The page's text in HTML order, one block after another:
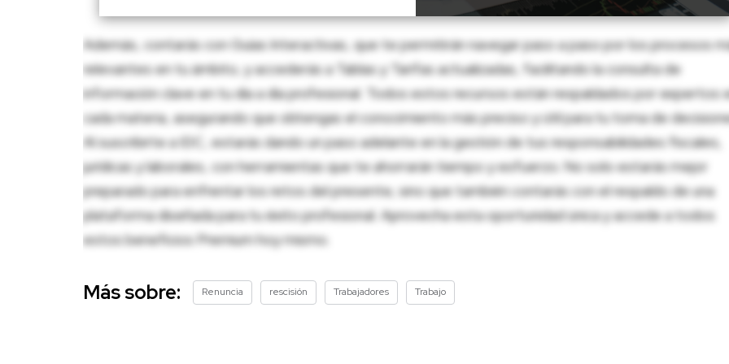
Además, contarás con Guías Interactivas, que te permitirán navegar paso a paso por los procesos
relevantes en tu ámbito, y accederás a Tablas y Tarifas actualizadas, facilitando la consulta de
información clave en tu día a día profesional. Todos estos recursos están respaldados por expertos
cada materia, asegurando que obtengas el conocimiento más preciso y útil para tu toma de
Al suscribirte a IDC, estarás dando un paso adelante en la gestión de tus responsabilidades fiscales,
jurídicas y laborales, con herramientas que te ahorrarán tiempo y esfuerzo. No solo estarás mejor
preparado para enfrentar los retos del presente, sino que también contarás con el respaldo de una
plataforma diseñada para tu éxito profesional. Aprovecha esta oportunidad única y accede a todos
estos beneficios Premium hoy mismo.
Más sobre: Renuncia rescisión Trabajadores Trabajo